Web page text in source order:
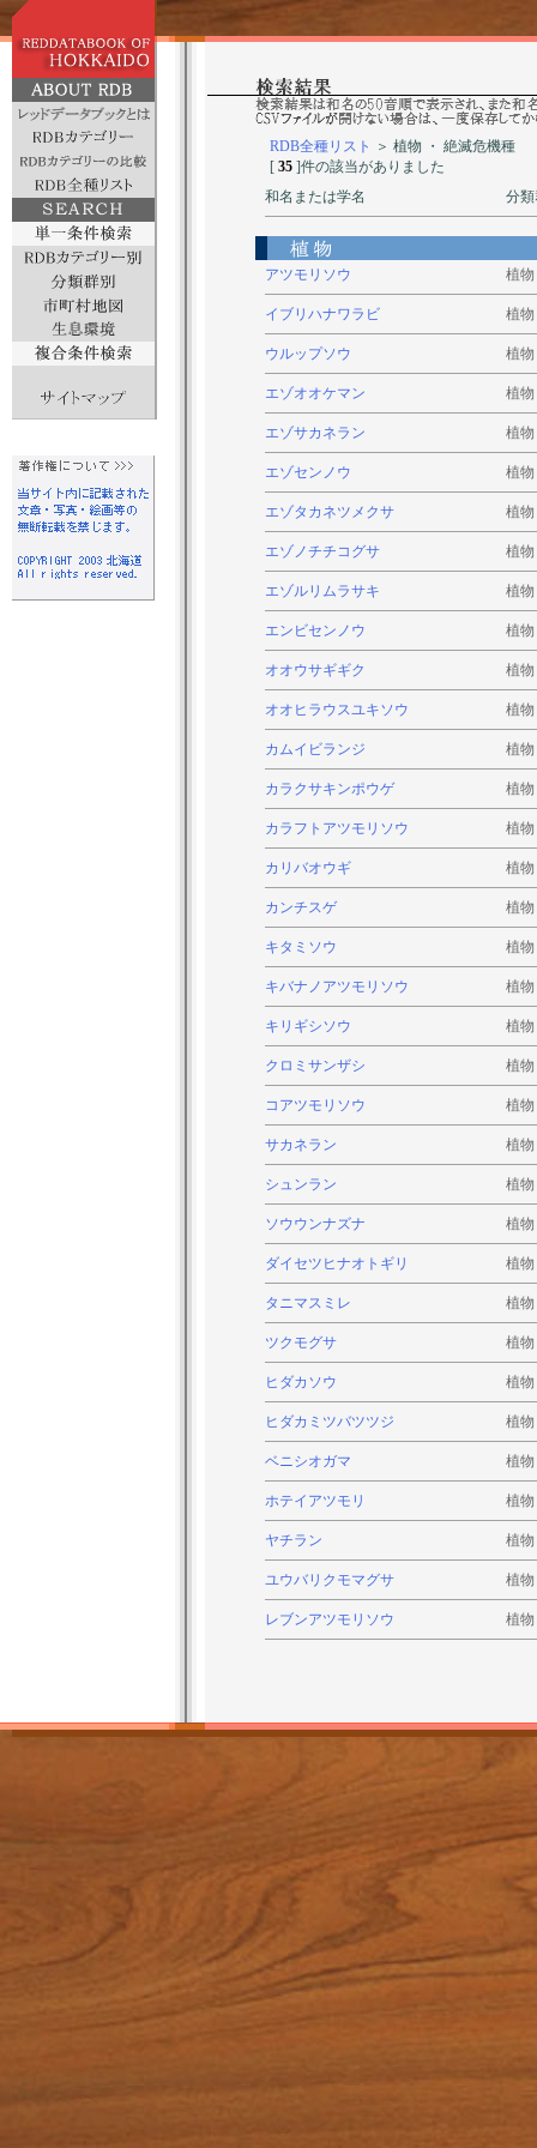
RDB全種リスト
＞ 植物 ・ 絶滅危機種
[ 35]件の該当がありました
和名または学名
分類
アツモリソウ 植物
イブリハナワラビ 植物
ウルップソウ 植物
エゾオオケマン 植物
エゾサカネラン 植物
エゾセンノウ 植物
エゾタカネツメクサ 植物
エゾノチチコグサ 植物
エゾルリムラサキ 植物
エンビセンノウ 植物
オオウサギギク 植物
オオヒラウスユキソウ 植物
カムイビランジ 植物
カラクサキンポウゲ 植物
カラフトアツモリソウ 植物
カリバオウギ 植物
カンチスゲ 植物
キタミソウ 植物
キバナノアツモリソウ 植物
キリギシソウ 植物
クロミサンザシ 植物
コアツモリソウ 植物
サカネラン 植物
シュンラン 植物
ソウウンナズナ 植物
ダイセツヒナオトギリ 植物
タニマスミレ 植物
ツクモグサ 植物
ヒダカソウ 植物
ヒダカミツバツツジ 植物
ベニシオガマ 植物
ホテイアツモリ 植物
ヤチラン 植物
ユウバリクモマグサ 植物
レブンアツモリソウ 植物